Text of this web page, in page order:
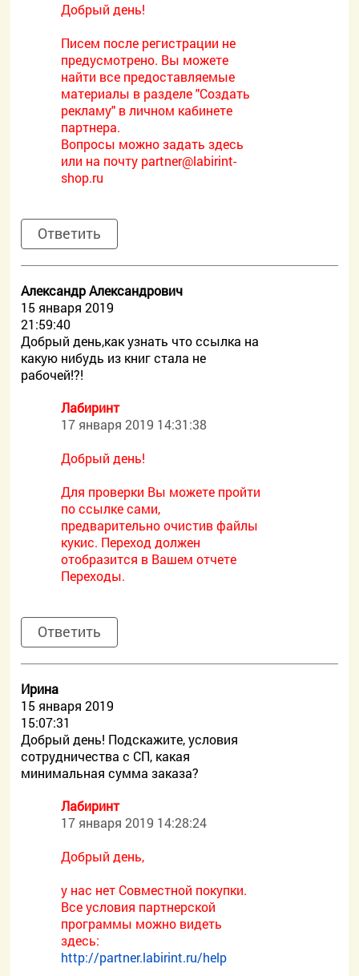
Добрый день!
Писем после регистрации не
предусмотрено. Вы можете
найти все предоставляемые
материалы в разделе "Создать
рекламу" в личном кабинете
партнера.
Вопросы можно задать здесь
или на почту partner@labirint-
shop.ru
Ответить
Александр Александрович
15 января 2019
21:59:40
Добрый день,как узнать что ссылка на
какую нибудь из книг стала не
рабочей!?!
Лабиринт
17 января 2019 14:31:38
Добрый день!
Для проверки Вы можете пройти
по ссылке сами,
предварительно очистив файлы
кукис. Переход должен
отобразится в Вашем отчете
Переходы.
Ответить
Ирина
15 января 2019
15:07:31
Добрый дeнь! Подскажитe, условия
сотрудничества с СП, какая
минимальная сумма заказа?
Лабиринт
17 января 2019 14:28:24
Добрый день,
у нас нет Совместной покупки.
Все условия партнерской
программы можно видеть
здесь:
http://partner.labirint.ru/help